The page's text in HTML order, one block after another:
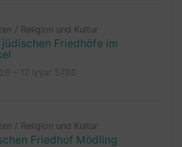
/ Religion und Kultur
Friedhöfe im
/ Religion und Kultur
Friedhof Mödling